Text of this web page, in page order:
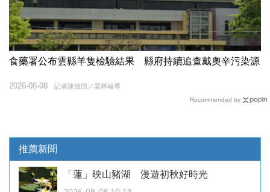
食藥署公布雲縣羊隻檢驗結果 縣府持續追查戴奧辛污染源
記者陳致愷／雲林報導
2026-08-08
Recommended by
推薦新聞
「蓮」映山豬湖 漫遊初秋好時光